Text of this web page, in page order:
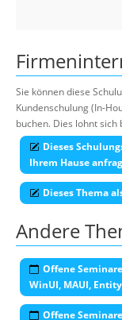
Sie können diese
Kundenschulung (In-
buchen. Dies lohnt
Dieses
Ihrem Hause
Dieses Thema
Andere
Offene Seminare
WinUI, MAUI,
Offene